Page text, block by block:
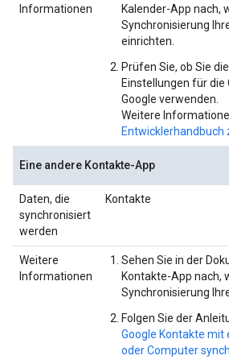
Informationen
Kalender-App nach,
Synchronisierung
einrichten.
Prüfen Sie, ob Sie
Einstellungen für die
Google verwenden.
Weitere
Entwicklerhandbuch
Eine andere Kontakte-App
Daten, die
synchronisiert
werden
Kontakte
Weitere
Informationen
Sehen Sie in der
Kontakte-App nach,
Synchronisierung
Folgen Sie der
Google Kontakte mit
oder Computer